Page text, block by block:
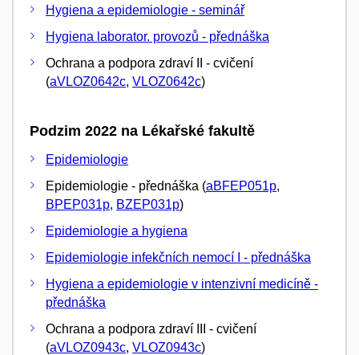
Hygiena a epidemiologie - seminář
Hygiena laborator. provozů - přednáška
Ochrana a podpora zdraví II - cvičení
(aVLOZ0642c, VLOZ0642c)
Podzim 2022 na Lékařské fakultě
Epidemiologie
Epidemiologie - přednáška (aBFEP051p,
BPEP031p, BZEP031p)
Epidemiologie a hygiena
Epidemiologie infekčních nemocí I - přednáška
Hygiena a epidemiologie v intenzivní medicíně -
přednáška
Ochrana a podpora zdraví III - cvičení
(aVLOZ0943c, VLOZ0943c)